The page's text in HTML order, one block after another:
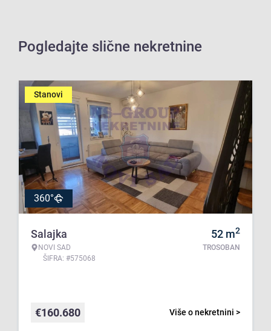
Pogledajte slične nekretnine
Stanovi
360°
Salajka
NOVI SAD
ŠIFRA: #575068
52 m2
TROSOBAN
Više o nekretnini >
€160.680